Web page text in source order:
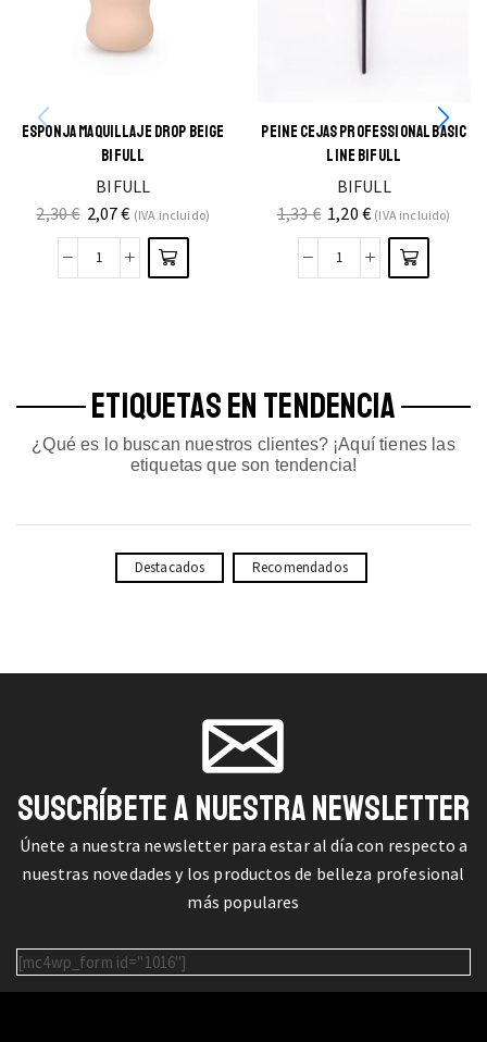
ESPONJA MAQUILLAJE DROP BEIGE
BIFULL
BIFULL
2,30€ 2,07€ (IVA incluido)
PEINE CEJAS PROFESSIONAL BASIC
LINE BIFULL
BIFULL
1,33€ 1,20 € (IVA incluido)
ETIQUETAS EN TENDENCIA
¿Qué es lo buscan nuestros clientes? ¡Aquí tienes las
etiquetas que son tendencia!
Destacados Recomendados
SUSCRÍBETE A NUESTRA NEWSLETTER
Únete a nuestra newsletter para estar al día con respecto a
nuestras novedades y los productos de belleza profesional
más populares
[mc4wp_form id="1016"]